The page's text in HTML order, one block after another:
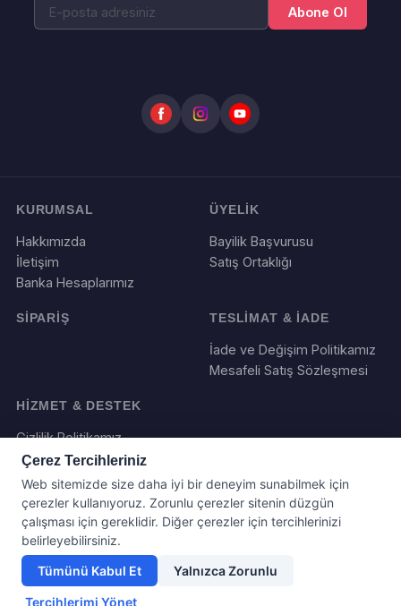
Abone Ol
KURUMSAL
Hakkımızda
İletişim
Banka Hesaplarımız
ÜYELİK
Bayilik Başvurusu
Satış Ortaklığı
SİPARİŞ TESLİMAT & İADE
İade ve Değişim Politikamız
Mesafeli Satış Sözleşmesi
HİZMET & DESTEK
Gizlilik Politikamız
Yazılım ve Tasarım : Webboll. Tum haklari saklidir.
Çerez Tercihleriniz
Web sitemizde size daha iyi bir deneyim sunabilmek için
çerezler kullanıyoruz. Zorunlu çerezler sitenin düzgün
çalışması için gereklidir. Diğer çerezler için tercihlerinizi
belirleyebilirsiniz.
Tümünü Kabul Et
Yalnızca Zorunlu
Tercihlerimi Yönet